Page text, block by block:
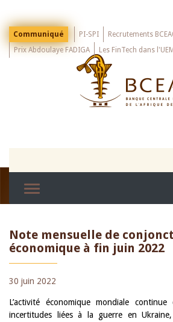
mainMenu
Top
Communiqué PI-SPI Recrutements
Prix Abdoulaye FADIGA
Les FinTech dans
Note mensuelle de
économique à fin juin 2022
30 juin 2022
L’activité économique mondiale
incertitudes liées à la guerre en